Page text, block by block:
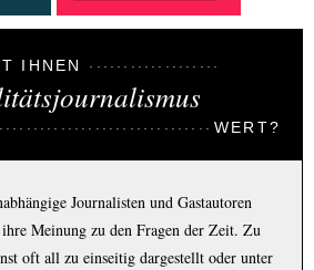
IHNEN
WERT?
Journalisten und Gastautoren
Meinung zu den Fragen der Zeit. Zu
oft all zu einseitig dargestellt oder unter